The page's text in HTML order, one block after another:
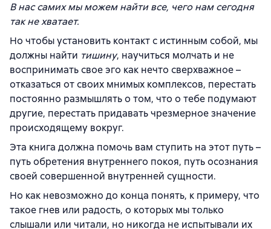
В нас самих мы можем найти все, чего нам сегодня
так не хватает.
Но чтобы установить контакт с истинным собой, мы
должны найти тишину, научиться молчать и не
воспринимать свое эго как нечто сверхважное –
отказаться от своих мнимых комплексов, перестать
постоянно размышлять о том, что о тебе подумают
другие, перестать придавать чрезмерное значение
происходящему вокруг.
Эта книга должна помочь вам ступить на этот путь –
путь обретения внутреннего покоя, путь осознания
своей совершенной внутренней сущности.
Но как невозможно до конца понять, к примеру, что
такое гнев или радость, о которых мы только
слышали или читали, но никогда не испытывали их